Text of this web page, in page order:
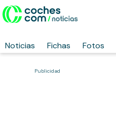
Noticias Fichas Fotos
Publicidad